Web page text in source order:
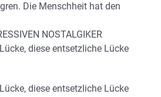
Die Menschheit hat den
NOSTALGIKER
diese entsetzliche Lücke
diese entsetzliche Lücke